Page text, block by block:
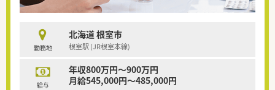
勤務地
北海道 根室市
根室駅 (JR根室本線)
給与
年収800万円～900万円
月給545,000円～485,000円